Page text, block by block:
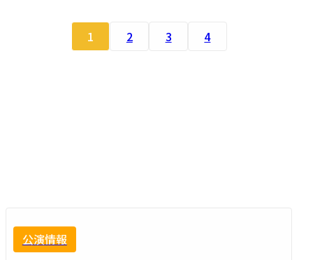
1 2 3 4
公演情報